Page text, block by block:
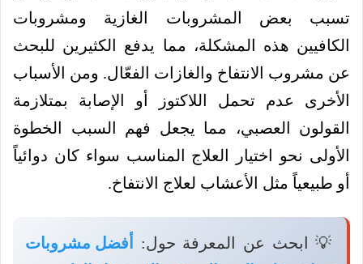
تسبب بعض المشروبات الغازية ومشروبات
الكافيين هذه المشكلة، مما يدفع الكثيرين للبحث
عن مشروب الانتفاخ والغازات الفعّال. ومن الأسباب
الأخرى عدم تحمل اللاكتوز أو الإصابة بمتلازمة
القولون العصبي، مما يجعل فهم السبب الخطوة
الأولى نحو اختيار العلاج المناسب سواء كان دوائياً
أو طبيعياً مثل الأعشاب لعلاج الانتفاخ.
💡 ابحث عن المعرفة حول:
أفضل مشروبات